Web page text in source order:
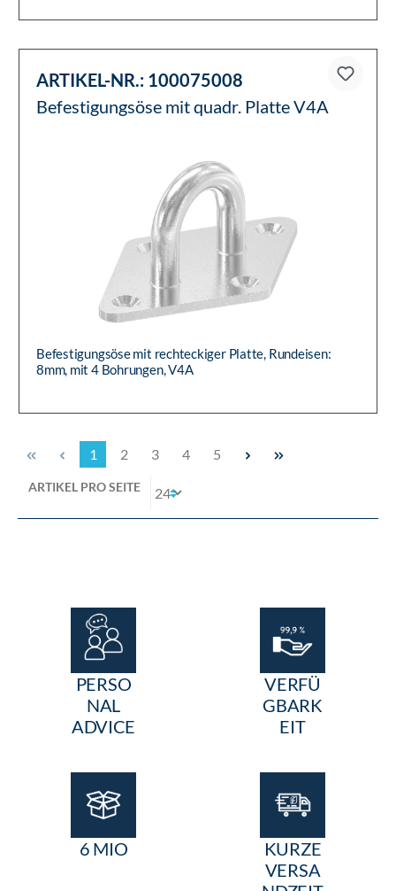
ARTIKEL-NR.: 100075008
Befestigungsöse mit quadr. Platte V4A
Befestigungsöse mit rechteckiger Platte, Rundeisen:
8mm, mit 4 Bohrungen, V4A
1 2 3 4 5
ARTIKEL PRO SEITE
PERSO
NAL
ADVICE
VERFÜ
GBARK
EIT
6 MIO
KURZE
VERSA